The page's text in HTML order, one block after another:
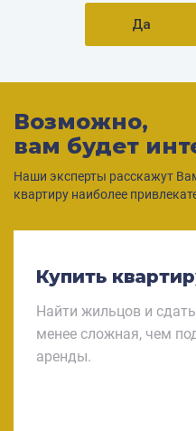
Да
Возможно,
вам будет
Наши эксперты расскажут
квартиру наиболее
Купить
Найти жильцов и
менее сложная, чем
аренды.